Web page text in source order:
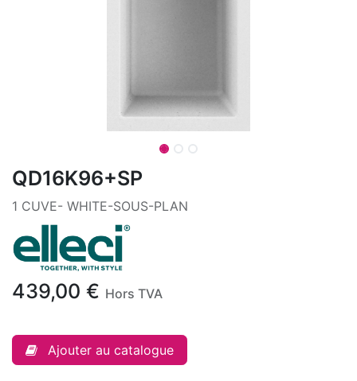
QD16K96+SP
1 CUVE- WHITE-SOUS-PLAN
439,00 € Hors TVA
Ajouter au catalogue